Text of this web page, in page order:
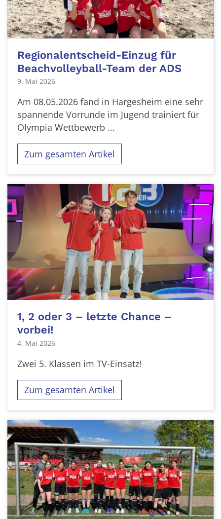
Regionalentscheid-Einzug für
Beachvolleyball-Team der ADS
9. Mai 2026
Am 08.05.2026 fand in Hargesheim eine sehr
spannende Vorrunde im Jugend trainiert für
Olympia Wettbewerb ...
Zum gesamten Artikel
1, 2 oder 3 – letzte Chance –
vorbei!
4. Mai 2026
Zwei 5. Klassen im TV-Einsatz!
Zum gesamten Artikel